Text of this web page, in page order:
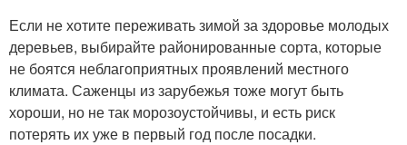
Если не хотите переживать зимой за здоровье молодых
деревьев, выбирайте районированные сорта, которые
не боятся неблагоприятных проявлений местного
климата. Саженцы из зарубежья тоже могут быть
хороши, но не так морозоустойчивы, и есть риск
потерять их уже в первый год после посадки.